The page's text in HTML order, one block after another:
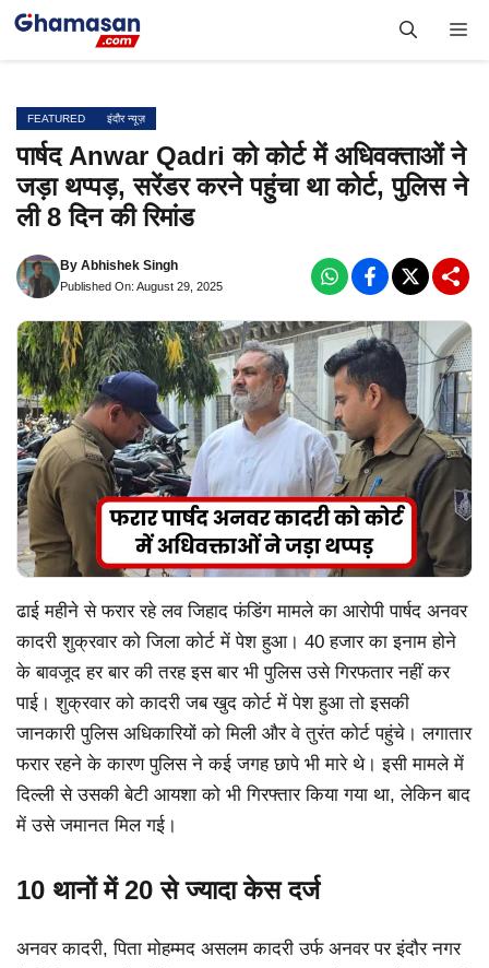
Skip
FEATURED इंदौर न्यूज़
पार्षद Anwar Qadri को कोर्ट में अधिवक्ताओं ने
जड़ा थप्पड़, सरेंडर करने पहुंचा था कोर्ट, पुलिस ने
ली 8 दिन की रिमांड
By Abhishek Singh
Published On: August 29, 2025
ढाई महीने से फरार रहे लव जिहाद फंडिंग मामले का आरोपी पार्षद अनवर
कादरी शुक्रवार को जिला कोर्ट में पेश हुआ। 40 हजार का इनाम होने
के बावजूद हर बार की तरह इस बार भी पुलिस उसे गिरफतार नहीं कर
पाई। शुक्रवार को कादरी जब खुद कोर्ट में पेश हुआ तो इसकी
जानकारी पुलिस अधिकारियों को मिली और वे तुरंत कोर्ट पहुंचे। लगातार
फरार रहने के कारण पुलिस ने कई जगह छापे भी मारे थे। इसी मामले में
दिल्ली से उसकी बेटी आयशा को भी गिरफ्तार किया गया था, लेकिन बाद
में उसे जमानत मिल गई।
10 थानों में 20 से ज्यादा केस दर्ज
अनवर कादरी, पिता मोहम्मद असलम कादरी उर्फ अनवर पर इंदौर नगर